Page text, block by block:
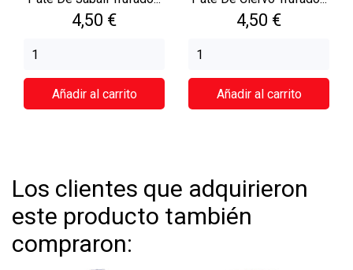
Precio
4,50 €
Añadir al carrito
Precio
4,50 €
Añadir al carrito
Los clientes que adquirieron
este producto también
compraron: